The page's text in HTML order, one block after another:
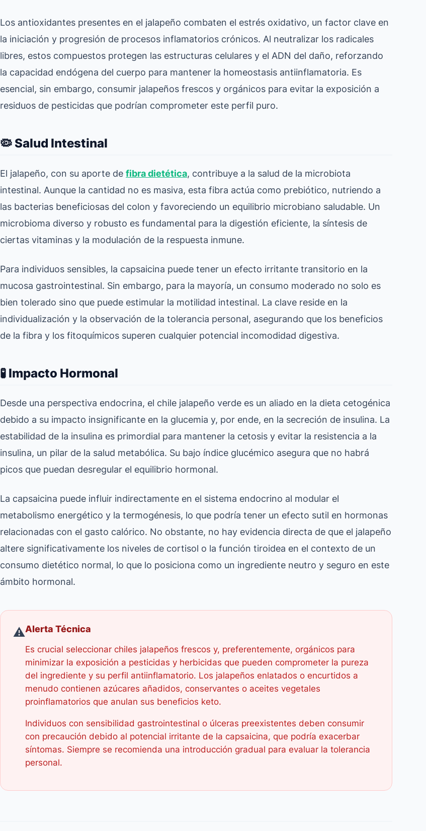
Los antioxidantes presentes en el jalapeño combaten el estrés oxidativo, un factor clave en
la iniciación y progresión de procesos inflamatorios crónicos. Al neutralizar los radicales
libres, estos compuestos protegen las estructuras celulares y el ADN del daño, reforzando
la capacidad endógena del cuerpo para mantener la homeostasis antiinflamatoria. Es
esencial, sin embargo, consumir jalapeños frescos y orgánicos para evitar la exposición a
residuos de pesticidas que podrían comprometer este perfil puro.
🦠 Salud Intestinal
El jalapeño, con su aporte defibra dietética, contribuye a la salud de la microbiota
intestinal. Aunque la cantidad no es masiva, esta fibra actúa como prebiótico, nutriendo a
las bacterias beneficiosas del colon y favoreciendo un equilibrio microbiano saludable. Un
microbioma diverso y robusto es fundamental para la digestión eficiente, la síntesis de
ciertas vitaminas y la modulación de la respuesta inmune.
Para individuos sensibles, la capsaicina puede tener un efecto irritante transitorio en la
mucosa gastrointestinal. Sin embargo, para la mayoría, un consumo moderado no solo es
bien tolerado sino que puede estimular la motilidad intestinal. La clave reside en la
individualización y la observación de la tolerancia personal, asegurando que los beneficios
de la fibra y los fitoquímicos superen cualquier potencial incomodidad digestiva.
🧪 Impacto Hormonal
Desde una perspectiva endocrina, el chile jalapeño verde es un aliado en la dieta cetogénica
debido a su impacto insignificante en la glucemia y, por ende, en la secreción de insulina. La
estabilidad de la insulina es primordial para mantener la cetosis y evitar la resistencia a la
insulina, un pilar de la salud metabólica. Su bajo índice glucémico asegura que no habrá
picos que puedan desregular el equilibrio hormonal.
La capsaicina puede influir indirectamente en el sistema endocrino al modular el
metabolismo energético y la termogénesis, lo que podría tener un efecto sutil en hormonas
relacionadas con el gasto calórico. No obstante, no hay evidencia directa de que el jalapeño
altere significativamente los niveles de cortisol o la función tiroidea en el contexto de un
consumo dietético normal, lo que lo posiciona como un ingrediente neutro y seguro en este
ámbito hormonal.
⚠️Alerta Técnica
Es crucial seleccionar chiles jalapeños frescos y, preferentemente, orgánicos para
minimizar la exposición a pesticidas y herbicidas que pueden comprometer la pureza
del ingrediente y su perfil antiinflamatorio. Los jalapeños enlatados o encurtidos a
menudo contienen azúcares añadidos, conservantes o aceites vegetales
proinflamatorios que anulan sus beneficios keto.
Individuos con sensibilidad gastrointestinal o úlceras preexistentes deben consumir
con precaución debido al potencial irritante de la capsaicina, que podría exacerbar
síntomas. Siempre se recomienda una introducción gradual para evaluar la tolerancia
personal.